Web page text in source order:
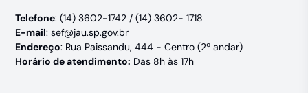
Telefone: (14) 3602-1742 / (14) 3602- 1718
E-mail:sef@jau.sp.gov.br
Endereço: Rua Paissandu, 444 - Centro (2º andar)
Horário de atendimento: Das 8h às 17h